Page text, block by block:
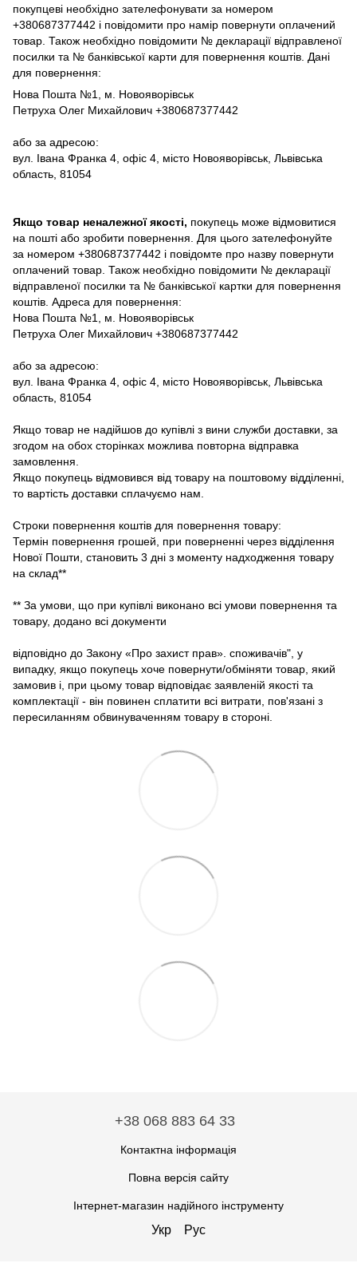
покупцеві необхідно зателефонувати за номером
+380687377442 і повідомити про намір повернути оплачений
товар. Також необхідно повідомити № декларації відправленої
посилки та № банківської карти для повернення коштів. Дані
для повернення:
Нова Пошта №1, м. Новояворівськ
Петруха Олег Михайлович +380687377442
або за адресою:
вул. Івана Франка 4, офіс 4, місто Новояворівськ, Львівська
область, 81054
Якщо товар неналежної якості, покупець може відмовитися
на пошті або зробити повернення. Для цього зателефонуйте
за номером +380687377442 і повідомте про назву повернути
оплачений товар. Також необхідно повідомити № декларації
відправленої посилки та № банківської картки для повернення
коштів. Адреса для повернення:
Нова Пошта №1, м. Новояворівськ
Петруха Олег Михайлович +380687377442
або за адресою:
вул. Івана Франка 4, офіс 4, місто Новояворівськ, Львівська
область, 81054
Якщо товар не надійшов до купівлі з вини служби доставки, за
згодом на обох сторінках можлива повторна відправка
замовлення.
Якщо покупець відмовився від товару на поштовому відділенні,
то вартість доставки сплачуємо нам.
Строки повернення коштів для повернення товару:
Термін повернення грошей, при поверненні через відділення
Нової Пошти, становить 3 дні з моменту надходження товару
на склад**
** За умови, що при купівлі виконано всі умови повернення та
товару, додано всі документи
відповідно до Закону «Про захист прав». споживачів", у
випадку, якщо покупець хоче повернути/обміняти товар, який
замовив і, при цьому товар відповідає заявленій якості та
комплектації - він повинен сплатити всі витрати, пов'язані з
пересиланням обвинуваченням товару в стороні.
+38 068 883 64 33
Контактна інформація
Повна версія сайту
Інтернет-магазин надійного інструменту
Укр Рус